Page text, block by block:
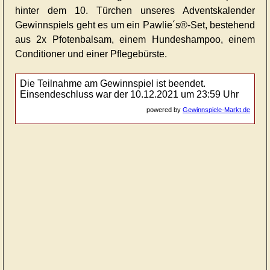
hinter dem 10. Türchen unseres Adventskalender
Gewinnspiels geht es um ein Pawlie´s®-Set, bestehend
aus 2x Pfotenbalsam, einem Hundeshampoo, einem
Conditioner und einer Pflegebürste.